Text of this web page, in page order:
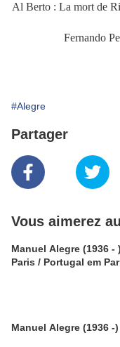
Al Berto : La mort de
Fernando
#Alegre
Partager
Vous aimerez
Manuel Alegre (1936 -
Paris / Portugal em
Manuel Alegre (1936 -